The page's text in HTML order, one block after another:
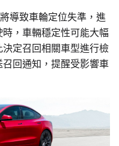
導致車輪定位失準，進
，車輛穩定性可能大幅
定召回相關車型進行檢
回通知，提醒受影響車